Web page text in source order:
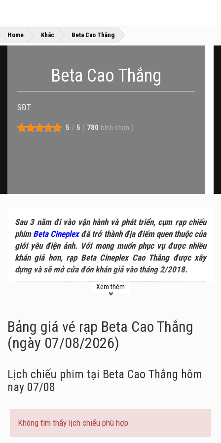
Home »
Khác »
Beta Cao Thắng
Beta Cao Thắng
SĐT:
5 / 5 ( 780 bình chọn )
Sau 3 năm đi vào vận hành và phát triển, cụm rạp chiếu
phim Beta Cineplexđã trở thành địa điểm quen thuộc của
giới yêu điện ảnh. Với mong muốn phục vụ được nhiều
khán giả hơn, rạp Beta Cineplex Cao Thắng được xây
dựng và sẽ mở cửa đón khán giả vào tháng 2/2018.
Xem thêm
Bảng giá vé rạp Beta Cao Thắng
(ngày 07/08/2026)
Lịch chiếu phim tại Beta Cao Thắng hôm
nay 07/08
Không tìm thấy lịch chiếu phù hợp